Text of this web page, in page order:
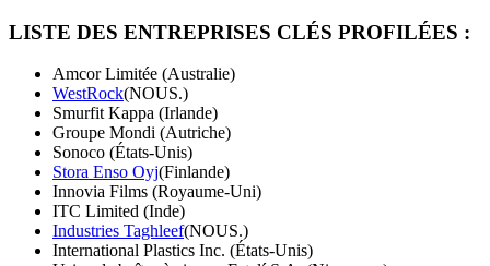
LISTE DES ENTREPRISES CLÉS PROFILÉES :
Amcor Limitée (Australie)
WestRock(NOUS.)
Smurfit Kappa (Irlande)
Groupe Mondi (Autriche)
Sonoco (États-Unis)
Stora Enso Oyj(Finlande)
Innovia Films (Royaume-Uni)
ITC Limited (Inde)
Industries Taghleef(NOUS.)
International Plastics Inc. (États-Unis)